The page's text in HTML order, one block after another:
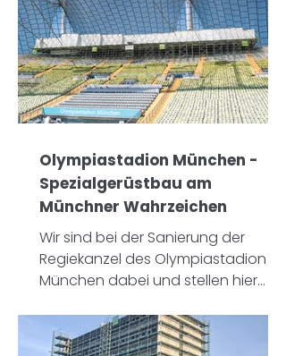
Olympiastadion München -
Spezialgerüstbau am
Münchner Wahrzeichen
Wir sind bei der Sanierung der
Regiekanzel des Olympiastadion
München dabei und stellen hier
Sonderkonstruktion für das
Münchner Wahrzeichen.